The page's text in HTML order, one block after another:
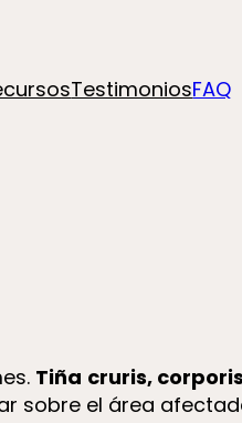
TestimoniosFAQ
Tiña cruris,
sobre el área